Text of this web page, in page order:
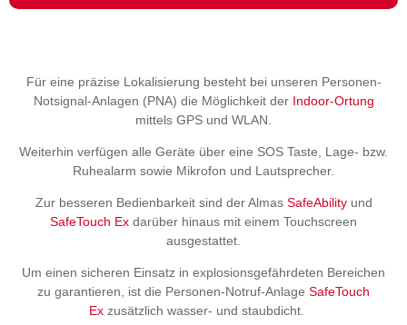
Für eine präzise Lokalisierung besteht bei unseren Personen-
Notsignal-Anlagen (PNA) die Möglichkeit der Indoor-Ortung
mittels GPS und WLAN.
Weiterhin verfügen alle Geräte über eine SOS Taste , Lage- bzw.
Ruhealarm sowie Mikrofon und Lautsprecher.
Zur besseren Bedienbarkeit sind der Almas SafeAbilityund
SafeTouch Ex darüber hinaus mit einem Touchscreen
ausgestattet.
Um einen sicheren Einsatz in explosionsgefährdeten Bereichen
zu garantieren, ist die Personen-Notruf-Anlage SafeTouch
Exzusätzlich wasser- und staubdicht.